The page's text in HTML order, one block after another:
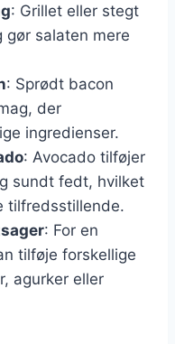
: Grillet eller stegt
gør salaten mere
: Sprødt bacon
der
ingredienser.
: Avocado tilføjer
sundt fedt, hvilket
tilfredsstillende.
: For en
tilføje forskellige
agurker eller